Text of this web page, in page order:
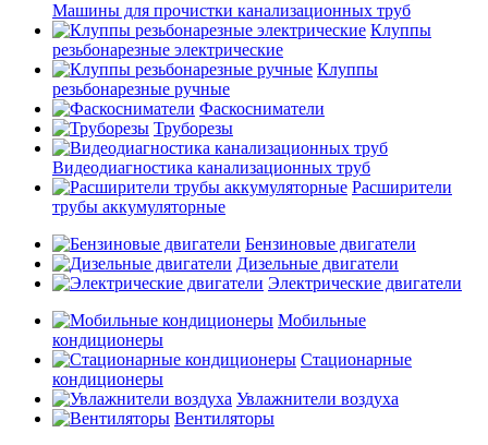
Машины для прочистки канализационных труб
Клуппы
резьбонарезные электрические
Клуппы
резьбонарезные ручные
Фаскосниматели
Труборезы
Видеодиагностика канализационных труб
Расширители
трубы аккумуляторные
Бензиновые двигатели
Дизельные двигатели
Электрические двигатели
Мобильные
кондиционеры
Стационарные
кондиционеры
Увлажнители воздуха
Вентиляторы